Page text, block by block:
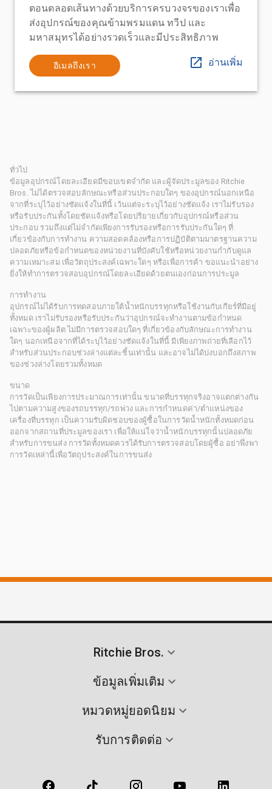
ตอนตลอดเส้นทางด้วยบริการครบวงจรของเราเพื่อ
ส่งอุปกรณ์ของคุณข้ามพรมแดน ทวีป และ
มหาสมุทรได้อย่างรวดเร็วและมีประสิทธิภาพ
อีเมลถึงเรา อ่านเพิ่ม
ทั่วไป
ข้อมูลอุปกรณ์โดยละเอียดมีขอบเขตจำกัด และผู้จัดประมูลของ Ritchie
Bros. ไม่ได้ตรวจสอบลักษณะหรือส่วนประกอบใดๆ ของอุปกรณ์นอกเหนือ
จากที่ระบุไว้อย่างชัดแจ้งในที่นี้ เว้นแต่จะระบุไว้อย่างชัดแจ้ง เราไม่รับรอง
หรือรับประกันทั้งโดยชัดแจ้งหรือโดยปริยายเกี่ยวกับอุปกรณ์หรือส่วน
ประกอบ รวมถึงแต่ไม่จำกัดเพียงการรับรองหรือการรับประกันใดๆ ที่
เกี่ยวข้องกับการทำงาน ความสอดคล้องหรือการปฏิบัติตามมาตรฐานความ
ปลอดภัยหรือข้อกำหนดของหน่วยงานที่บังคับใช้หรือหน่วยงานกำกับดูแล
ความเหมาะสม เพื่อวัตถุประสงค์เฉพาะใดๆ หรือเพื่อการค้า ขอแนะนำอย่าง
ยิ่งให้ทำการตรวจสอบอุปกรณ์โดยละเอียดด้วยตนเองก่อนการประมูล
การทำงาน
อุปกรณ์ไม่ได้รับการทดสอบภายใต้น้ำหนักบรรทุกหรือใช้งานกับเกียร์ที่มีอยู่
ทั้งหมด เราไม่รับรองหรือรับประกันว่าอุปกรณ์จะทำงานตามข้อกำหนด
เฉพาะของผู้ผลิต ไม่มีการตรวจสอบใดๆ ที่เกี่ยวข้องกับลักษณะการทำงาน
ใดๆ นอกเหนือจากที่ได้ระบุไว้อย่างชัดแจ้งในที่นี้ มีเพียงภาพถ่ายที่เลือกไว้
สำหรับส่วนประกอบช่วงล่างแต่ละชิ้นเท่านั้น และอาจไม่ได้บ่งบอกถึงสภาพ
ของช่วงล่างโดยรวมทั้งหมด
ขนาด
การวัดเป็นเพียงการประมาณการเท่านั้น ขนาดที่บรรทุกจริงอาจแตกต่างกัน
ไปตามความสูงของรถบรรทุก/รถพ่วง และการกำหนดค่า/ตำแหน่งของ
เครื่องที่บรรทุก เป็นความรับผิดชอบของผู้ซื้อในการวัดน้ำหนักทั้งหมดก่อน
ออกจากสถานที่ประมูลของเรา เพื่อให้แน่ใจว่าน้ำหนักบรรทุกนั้นปลอดภัย
สำหรับการขนส่ง การวัดทั้งหมดควรได้รับการตรวจสอบโดยผู้ซื้อ อย่าพึ่งพา
การวัดเหล่านี้เพื่อวัตถุประสงค์ในการขนส่ง
Ritchie Bros.
ข้อมูลเพิ่มเติม
หมวดหมู่ยอดนิยม
รับการติดต่อ